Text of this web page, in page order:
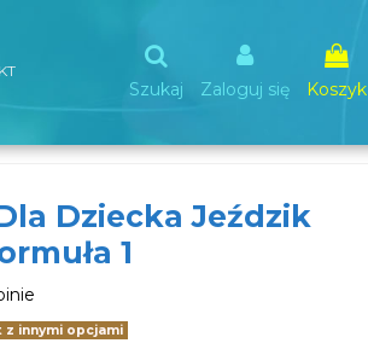
Szukaj Zaloguj się Koszyk
Dziecka Jeździk
1
innymi opcjami